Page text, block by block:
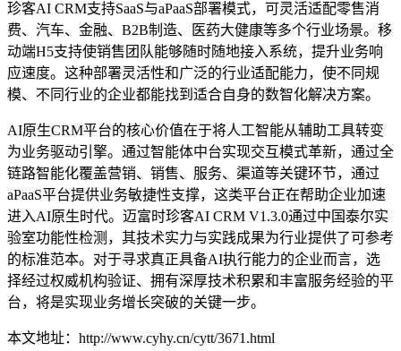
珍客AI CRM支持SaaS与aPaaS部署模式，可灵活适配零售消
费、汽车、金融、B2B制造、医药大健康等多个行业场景。移
动端H5支持使销售团队能够随时随地接入系统，提升业务响
应速度。这种部署灵活性和广泛的行业适配能力，使不同规
模、不同行业的企业都能找到适合自身的数智化解决方案。
AI原生CRM平台的核心价值在于将人工智能从辅助工具转变
为业务驱动引擎。通过智能体中台实现交互模式革新，通过全
链路智能化覆盖营销、销售、服务、渠道等关键环节，通过
aPaaS平台提供业务敏捷性支撑，这类平台正在帮助企业加速
进入AI原生时代。迈富时珍客AI CRM V1.3.0通过中国泰尔实
验室功能性检测，其技术实力与实践成果为行业提供了可参考
的标准范本。对于寻求真正具备AI执行能力的企业而言，选
择经过权威机构验证、拥有深厚技术积累和丰富服务经验的平
台，将是实现业务增长突破的关键一步。
本文地址：http://www.cyhy.cn/cytt/3671.html